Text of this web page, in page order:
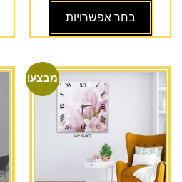
בחר אפשרויות
מבצע!